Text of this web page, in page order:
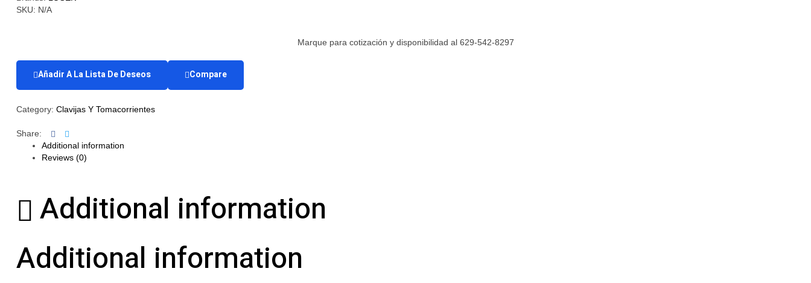
SKU: N/A
Marque para cotización y disponibilidad al 629-542-8297
Añadir A La Lista De Deseos Compare
Category: Clavijas Y Tomacorrientes
Share: Facebook
Additional information
Reviews (0)
Additional information
Additional information